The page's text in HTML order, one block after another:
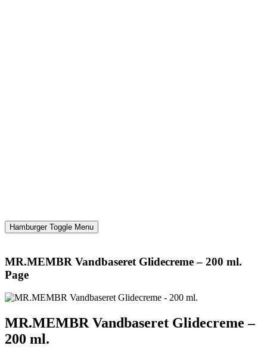
Hamburger Toggle Menu
MR.MEMBR Vandbaseret Glidecreme – 200 ml.
Page
MR.MEMBR Vandbaseret Glidecreme –
200 ml.